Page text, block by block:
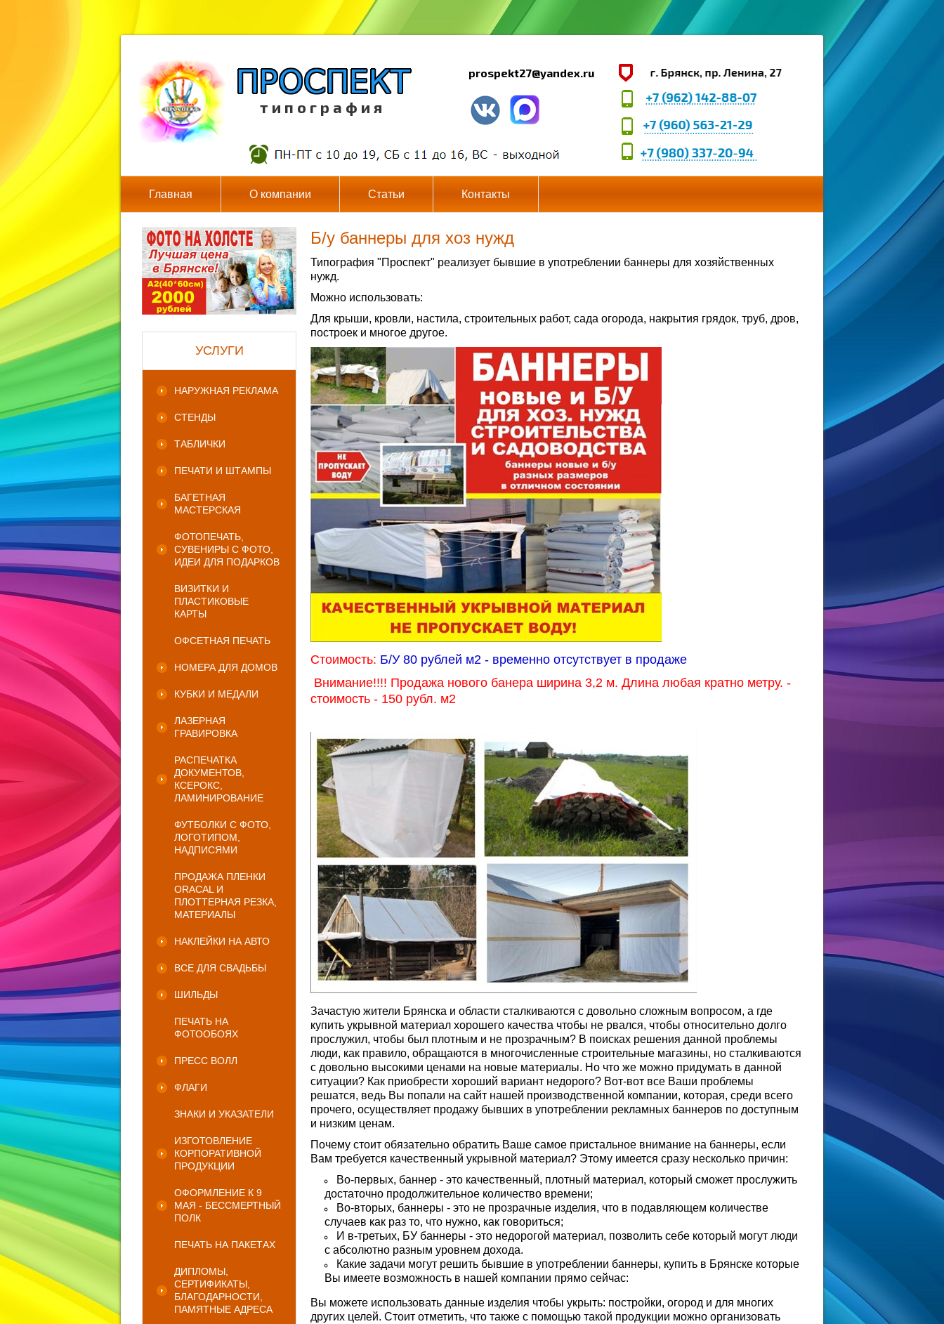
т и п о г р а ф и я
prospekt27@yandex.ru
Главная О компании Статьи Контакты
УСЛУГИ
НАРУЖНАЯ РЕКЛАМА
СТЕНДЫ
ТАБЛИЧКИ
ПЕЧАТИ И ШТАМПЫ
БАГЕТНАЯ
МАСТЕРСКАЯ
ФОТОПЕЧАТЬ,
СУВЕНИРЫ С ФОТО,
ИДЕИ ДЛЯ ПОДАРКОВ
ВИЗИТКИ И
ПЛАСТИКОВЫЕ
КАРТЫ
ОФСЕТНАЯ ПЕЧАТЬ
НОМЕРА ДЛЯ ДОМОВ
КУБКИ И МЕДАЛИ
ЛАЗЕРНАЯ
ГРАВИРОВКА
РАСПЕЧАТКА
ДОКУМЕНТОВ,
КСЕРОКС,
ЛАМИНИРОВАНИЕ
ФУТБОЛКИ С ФОТО,
ЛОГОТИПОМ,
НАДПИСЯМИ
ПРОДАЖА ПЛЕНКИ
ORACAL И
ПЛОТТЕРНАЯ РЕЗКА,
МАТЕРИАЛЫ
НАКЛЕЙКИ НА АВТО
ВСЕ ДЛЯ СВАДЬБЫ
ШИЛЬДЫ
ПЕЧАТЬ НА
ФОТООБОЯХ
ПРЕСС ВОЛЛ
ФЛАГИ
ЗНАКИ И УКАЗАТЕЛИ
ИЗГОТОВЛЕНИЕ
КОРПОРАТИВНОЙ
ПРОДУКЦИИ
ОФОРМЛЕНИЕ К 9
МАЯ - БЕССМЕРТНЫЙ
ПОЛК
ПЕЧАТЬ НА ПАКЕТАХ
ДИПЛОМЫ,
СЕРТИФИКАТЫ,
БЛАГОДАРНОСТИ,
ПАМЯТНЫЕ АДРЕСА
Б/у баннеры для хоз нужд
Типография "Проспект" реализует бывшие в употреблении баннеры для хозяйственных
нужд.
Можно использовать:
Для крыши, кровли, настила, строительных работ, сада огорода, накрытия грядок, труб, дров,
построек и многое другое.
Стоимость: Б/У 80 рублей м2 - временно отсутствует в продаже
Внимание!!!! Продажа нового банера ширина 3,2 м. Длина любая кратно метру. -
стоимость - 150 рубл. м2
Зачастую жители Брянска и области сталкиваются с довольно сложным вопросом, а где
купить укрывной материал хорошего качества чтобы не рвался, чтобы относительно долго
прослужил, чтобы был плотным и не прозрачным? В поисках решения данной проблемы
люди, как правило, обращаются в многочисленные строительные магазины, но сталкиваются
с довольно высокими ценами на новые материалы. Но что же можно придумать в данной
ситуации? Как приобрести хороший вариант недорого? Вот-вот все Ваши проблемы
решатся, ведь Вы попали на сайт нашей производственной компании, которая, среди всего
прочего, осуществляет продажу бывших в употреблении рекламных баннеров по доступным
и низким ценам.
Почему стоит обязательно обратить Ваше самое пристальное внимание на баннеры, если
Вам требуется качественный укрывной материал? Этому имеется сразу несколько причин:
Во-первых, баннер - это качественный, плотный материал, который сможет прослужить
достаточно продолжительное количество времени;
Во-вторых, баннеры - это не прозрачные изделия, что в подавляющем количестве
случаев как раз то, что нужно, как говориться;
И в-третьих, БУ баннеры - это недорогой материал, позволить себе который могут люди
с абсолютно разным уровнем дохода.
Какие задачи могут решить бывшие в употреблении баннеры, купить в Брянске которые
Вы имеете возможность в нашей компании прямо сейчас:
Вы можете использовать данные изделия чтобы укрыть: постройки, огород и для многих
других целей. Стоит отметить, что также с помощью такой продукции можно организовать